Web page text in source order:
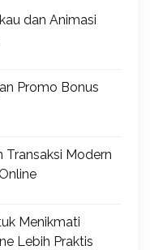
dan Animasi
Promo Bonus
Transaksi Modern
Menikmati
Lebih Praktis